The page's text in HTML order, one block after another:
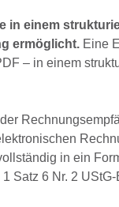
in einem
ermöglicht. Eine
– in einem
in ein
Satz 6 Nr. 2 UStG-